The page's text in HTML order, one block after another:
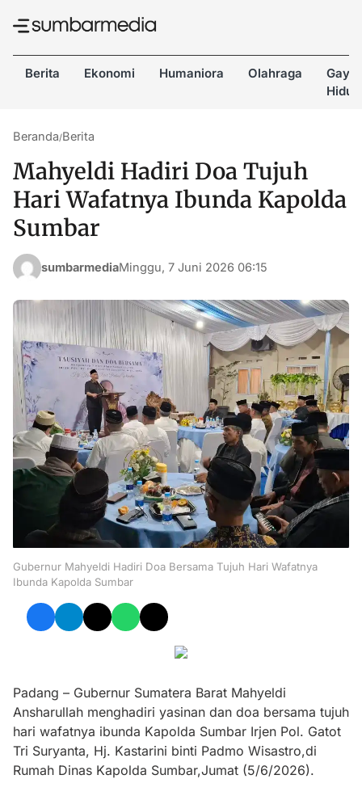
Berita Ekonomi Humaniora Olahraga
Gaya
Hidup
Beranda/Berita
Mahyeldi Hadiri Doa Tujuh
Hari Wafatnya Ibunda Kapolda
Sumbar
sumbarmediaMinggu, 7 Juni 2026 06:15
Gubernur Mahyeldi Hadiri Doa Bersama Tujuh Hari Wafatnya
Ibunda Kapolda Sumbar
Padang – Gubernur Sumatera Barat Mahyeldi
Ansharullah menghadiri yasinan dan doa bersama tujuh
hari wafatnya ibunda Kapolda Sumbar Irjen Pol. Gatot
Tri Suryanta, Hj. Kastarini binti Padmo Wisastro,di
Rumah Dinas Kapolda Sumbar,Jumat (5/6/2026).